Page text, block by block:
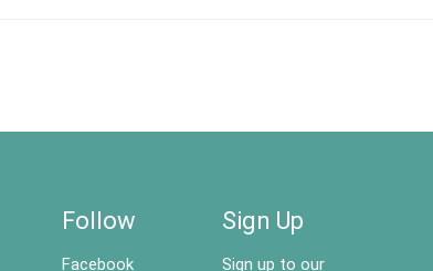
Follow
Facebook
Sign Up
Sign up to our